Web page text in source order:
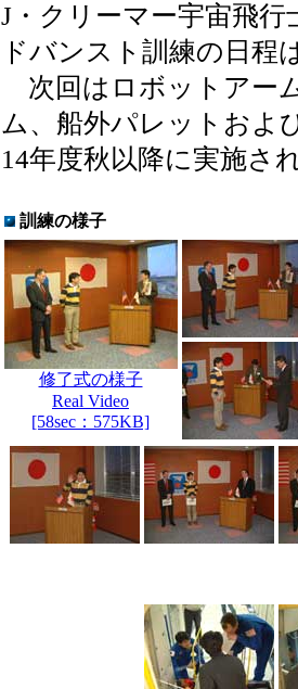
J・クリーマー宇宙飛
ドバンスト訓練の日程
次回はロボットアー
ム、船外パレットおよ
14年度秋以降に実施さ
訓練の様子
修了式の様子
Real Video
[58sec：575KB]